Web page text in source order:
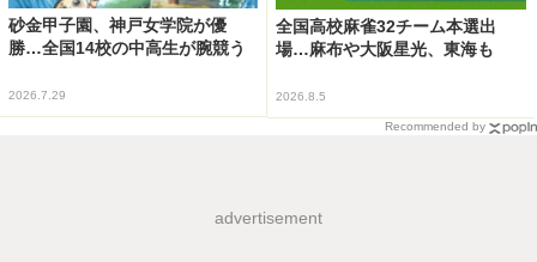
砂金甲子園、神戸女学院が優
勝…全国14校の中高生が腕競う
2026.7.29
全国高校麻雀32チーム本選出
場…麻布や大阪星光、東海も
2026.8.5
Recommended by
advertisement